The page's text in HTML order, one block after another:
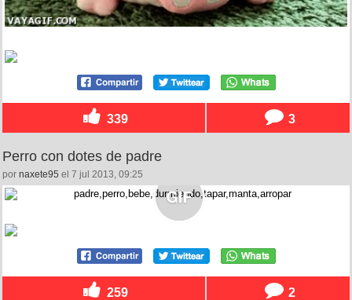
339 3
Perro con dotes de padre
por naxete95 el 7 jul 2013, 09:25
259 2